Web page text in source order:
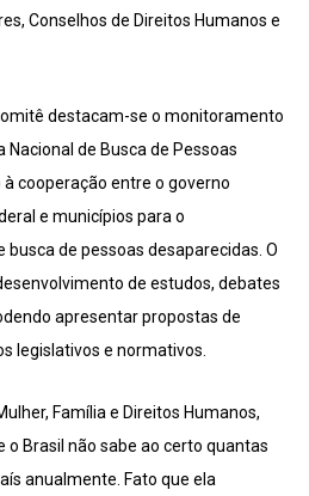
Conselhos de Direitos Humanos e
destacam-se o monitoramento
de Busca de Pessoas
cooperação entre o governo
e municípios para o
de pessoas desaparecidas. O
de estudos, debates
apresentar propostas de
legislativos e normativos.
Família e Direitos Humanos,
o Brasil não sabe ao certo quantas
anualmente. Fato que ela